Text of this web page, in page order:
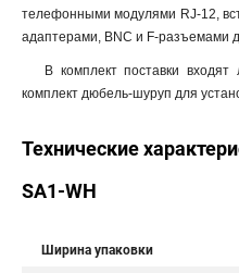
телефонными модулями RJ-12,
адаптерами, BNC и F-разъемами
В комплект поставки
комплект дюбель-шуруп для
Технические
SA1-WH
Ширина упаковки